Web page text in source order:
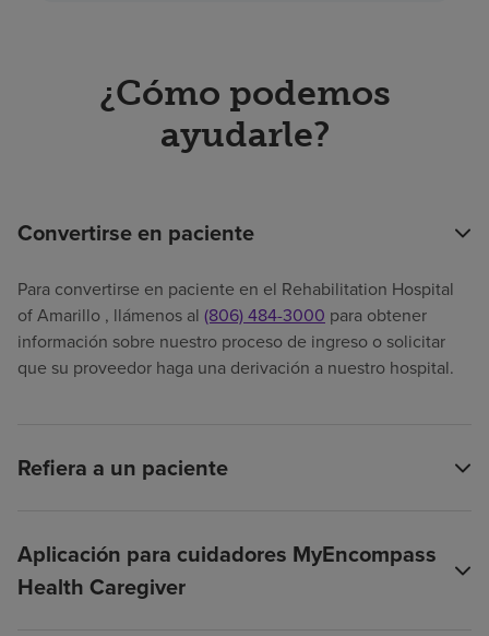
¿Cómo podemos
ayudarle?
Convertirse en paciente
Para convertirse en paciente en el Rehabilitation Hospital
of Amarillo , llámenos al (806) 484-3000 para obtener
información sobre nuestro proceso de ingreso o solicitar
que su proveedor haga una derivación a nuestro hospital.
Refiera a un paciente
Aplicación para cuidadores MyEncompass
Health Caregiver